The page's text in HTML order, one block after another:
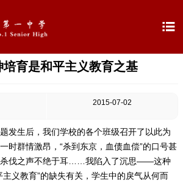

培育是和平主义教育之基
2015-07-02
发生后，我们学校的各个班级召开了以此为
时群情激昂，“杀到东京，血债血偿”的口号甚
杀伐之声不绝于耳……我陷入了沉思——这种
义教育”的缺失有关，学生中的戾气从何而